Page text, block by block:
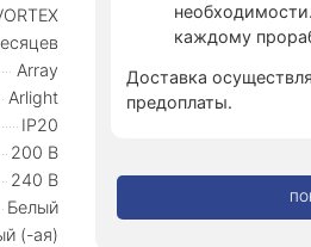
каждому
Доставка
предоплаты.
Array
Arlight
IP20
200 В
240 В
Белый
(-ая)